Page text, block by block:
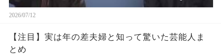
2026/07/12
【注目】実は年の差夫婦と知って驚いた芸能人ま
とめ